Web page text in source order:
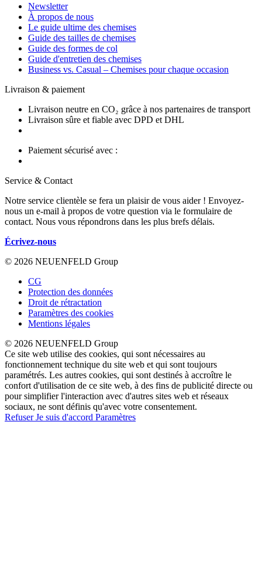
Newsletter
À propos de nous
Le guide ultime des chemises
Guide des tailles de chemises
Guide des formes de col
Guide d'entretien des chemises
Business vs. Casual – Chemises pour chaque occasion
Livraison & paiement
Livraison neutre en CO₂ grâce à nos partenaires de transport
Livraison sûre et fiable avec DPD et DHL
Paiement sécurisé avec :
Service & Contact
Notre service clientèle se fera un plaisir de vous aider ! Envoyez-
nous un e-mail à propos de votre question via le formulaire de
contact. Nous vous répondrons dans les plus brefs délais.
Écrivez-nous
© 2026 NEUENFELD Group
CG
Protection des données
Droit de rétractation
Paramètres des cookies
Mentions légales
© 2026 NEUENFELD Group
Ce site web utilise des cookies, qui sont nécessaires au
fonctionnement technique du site web et qui sont toujours
paramétrés. Les autres cookies, qui sont destinés à accroître le
confort d'utilisation de ce site web, à des fins de publicité directe ou
pour simplifier l'interaction avec d'autres sites web et réseaux
sociaux, ne sont définis qu'avec votre consentement.
RefuserJe suis d'accord Paramètres